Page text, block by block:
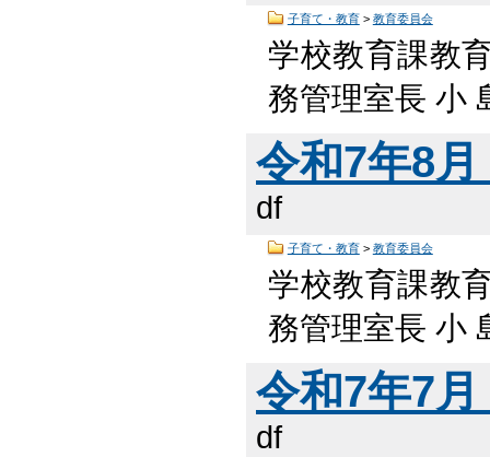
子育て・教育> 教育委員会
学校教育課教
務管理室長 小
令和7年8
df
子育て・教育> 教育委員会
学校教育課教
務管理室長 小
令和7年7
df